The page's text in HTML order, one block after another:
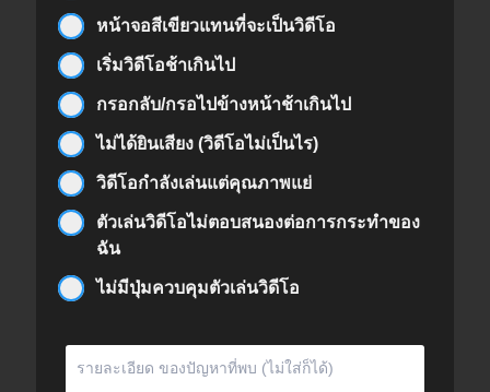
หน้าจอสีเขียวแทนที่จะเป็นวิดีโอ
เริ่มวิดีโอช้าเกินไป
กรอกลับ/กรอไปข้างหน้าช้าเกินไป
ไม่ได้ยินเสียง (วิดีโอไม่เป็นไร)
วิดีโอกำลังเล่นแต่คุณภาพแย่
ตัวเล่นวิดีโอไม่ตอบสนองต่อการกระทำของ
ฉัน
ไม่มีปุ่มควบคุมตัวเล่นวิดีโอ